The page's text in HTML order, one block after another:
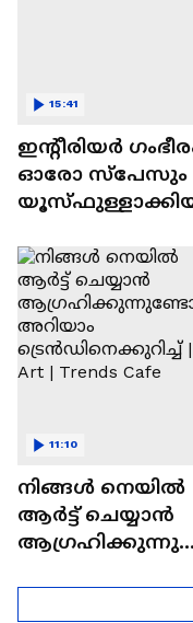
ഇന്റീരിയർ
ഓരോ സ്‌പേസും
15:41
നിങ്ങൾ നെയിൽ
ആർട്ട് ചെയ്യാൻ
11:10